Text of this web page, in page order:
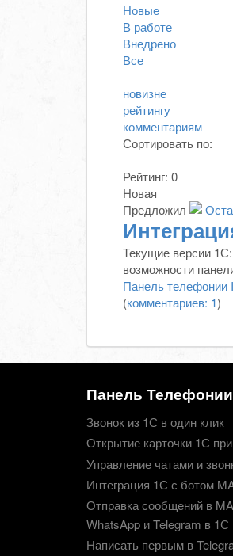
Новые
В работе
Внедрено
Все
новизне
рейтингу
комментариям
Сортировать по:
Рейтинг: 0
Новая
Предложил
Текущие версии
возможности
Панель телефонии
(комментариев: 1)
Панель
Звонок из 1С в один клик
Открытие карточки 1С
Управление чатами и
Интеграция 1С с ботом
Отправка сообщений в
WhatsApp и Telegram в 1С
Написать первым в